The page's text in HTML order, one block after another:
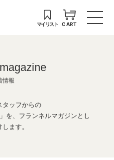
マイリスト CART
情報
タッフからの
を、フランネルマガジンとし
ます。